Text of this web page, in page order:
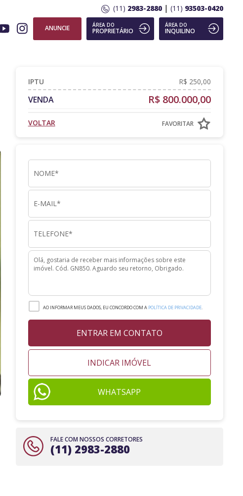
(11) 2983-2880| (11) 93503-0420
ÁREA DO
INQUILINO
ÁREA DO
PROPRIETÁRIO
ANUNCIE
IPTU R$ 250,00
VENDA R$ 800.000,00
FAVORITAR
VOLTAR
AO INFORMAR MEUS DADOS, EU CONCORDO COM A POLÍTICA DE PRIVACIDADE.
ENTRAR EM CONTATO
INDICAR IMÓVEL
WHATSAPP
FALE COM NOSSOS CORRETORES
(11) 2983-2880